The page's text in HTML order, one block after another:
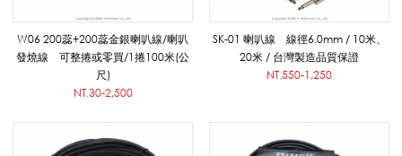
架
W06 200蕊+200蕊金銀喇叭線/喇叭
發燒線 可整捲或零買/1捲100米(公
尺)
NT.30-2,500
SK-01 喇叭線 線徑6.0mm / 10米、
20米 / 台灣製造品質保證
NT.550-1,250